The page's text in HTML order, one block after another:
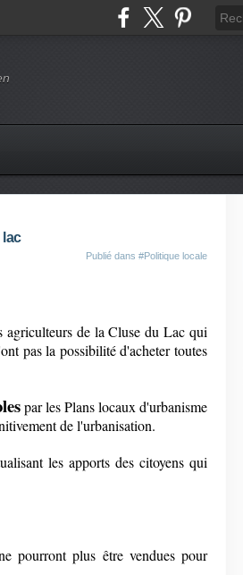
lac
Publié dans #Politique locale
agriculteurs de la Cluse du Lac qui
pas la possibilité d'acheter toutes
par les Plans locaux d'urbanisme
de l'urbanisation.
les apports des citoyens qui
pourront plus être vendues pour